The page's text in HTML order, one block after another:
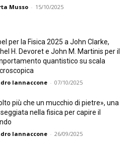
Musso - 15/10/2025
per la Fisica 2025 a John Clarke,
H. Devoret e John M. Martinis per il
quantistico su scala
Iannaccone - 07/10/2025
più che un mucchio di pietre», una
nella fisica per capire il
Iannaccone - 26/09/2025